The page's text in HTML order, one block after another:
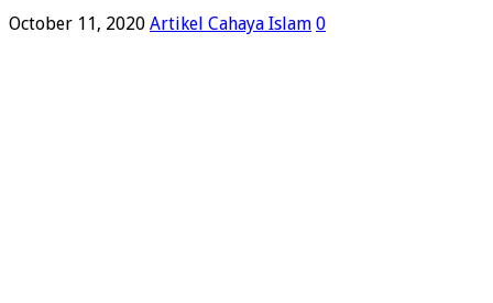
October 11, 2020 Artikel Cahaya Islam 0